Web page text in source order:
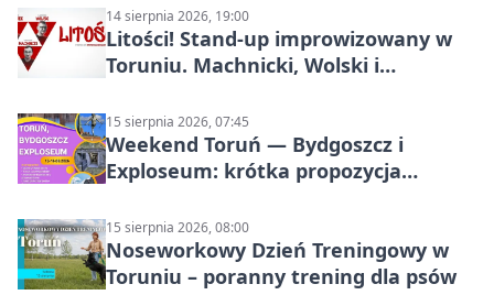
14 sierpnia 2026, 19:00
Litości! Stand-up improwizowany w
Toruniu. Machnicki, Wolski i
15 sierpnia 2026, 07:45
Weekend Toruń — Bydgoszcz i
Exploseum: krótka propozycja
15 sierpnia 2026, 08:00
Noseworkowy Dzień Treningowy w
Toruniu – poranny trening dla psów